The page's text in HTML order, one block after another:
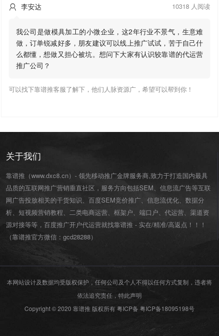
 李安达 10318 人阅读
我公司是做模具加工的小微企业，这2年行业不景气，生意难
做，订单锐减好多，朋友建议可以线上推广试试，苦于自己什
么都懂，想做又担心被坑。想问下大家有认识较靠谱的代运营
推广公司？
可以找下靠谱推客服了解下，他们人脉资源广，希望可以帮到你！
关于我们
靠谱推（www.dxc8.cn）- 领先移动推广金牌服务商,致力于打造国内最具
品质的互联网推广营销垂直社区，服务方向包括SEM、信息流广告等互联
网广告投放相关的干货知识、百度SEM竞价推广、信息流优化、数据分
析、短视频营销教程、二类电商运营、 框架户 端口户 代运营 、渠道资
源对接等等，百度推广开户代运营就找靠谱推 - 实在/精准/高返点！！！
（靠谱推官方微信： gcd28288）
本网站设计及数据均受版权保护，任何公司及个人不得以任何方式复制，违者将
依法追究责任，特此声明
Copyright © 2020 靠谱推 版权所有 粤ICP备 粤ICP备18095198号